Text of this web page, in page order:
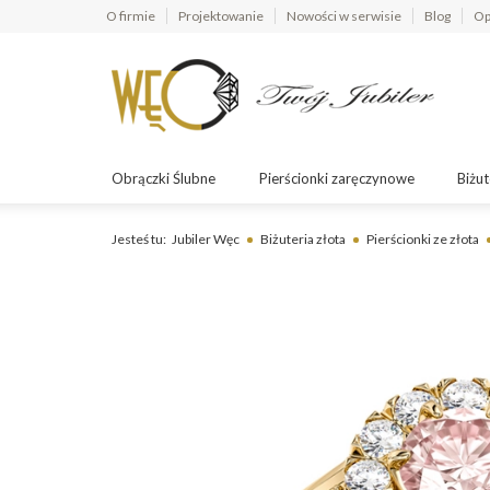
O firmie Projektowanie Nowości w serwisie Blog
Obrączki Ślubne Pierścionki zaręczynowe
Jesteś tu: Jubiler Węc Biżuteria złota Pierścionki ze złota